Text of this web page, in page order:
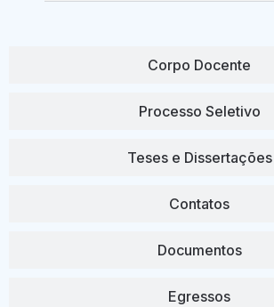
Corpo Docente
Processo Seletivo
Teses e Dissertações
Contatos
Documentos
Egressos